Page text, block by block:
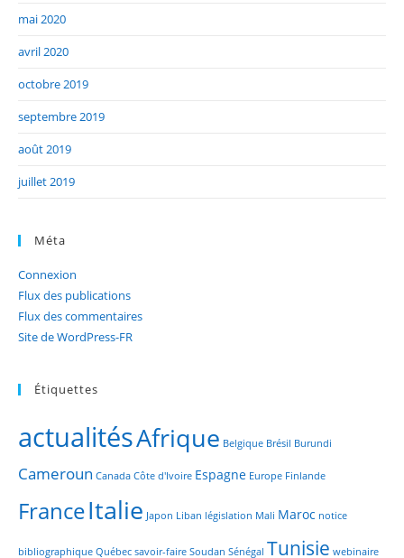
mai 2020
avril 2020
octobre 2019
septembre 2019
août 2019
juillet 2019
Méta
Connexion
Flux des publications
Flux des commentaires
Site de WordPress-FR
Étiquettes
actualitésAfrique Belgique Brésil Burundi
Cameroun Canada Côte d'Ivoire Espagne Europe Finlande
FranceItalie Japon Liban législation Mali Maroc notice
bibliographique Québec savoir-faire Soudan Sénégal Tunisie webinaire